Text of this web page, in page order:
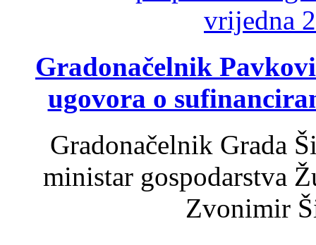
Gradonačelnik
ugovora o
Gradonačelnik Grada
ministar gospodarstva
Zvonimir